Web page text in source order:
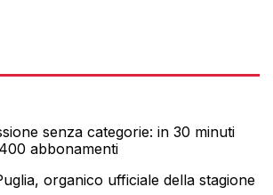
senza categorie: in 30 minuti
abbonamenti
organico ufficiale della stagione